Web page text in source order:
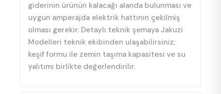
giderinin ürünün kalacağı alanda bulunması ve
uygun amperajda elektrik hattının çekilmiş
olması gerekir. Detaylı teknik şemaya Jakuzi
Modelleri teknik ekibinden ulaşabilirsiniz;
keşif formu ile zemin taşıma kapasitesi ve su
yalıtımı birlikte değerlendirilir.